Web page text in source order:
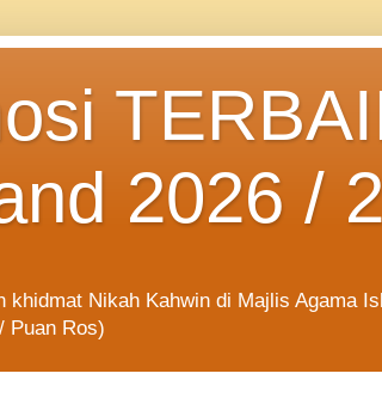
2026 /
khidmat Nikah Kahwin di Majlis Agama
Puan Ros)